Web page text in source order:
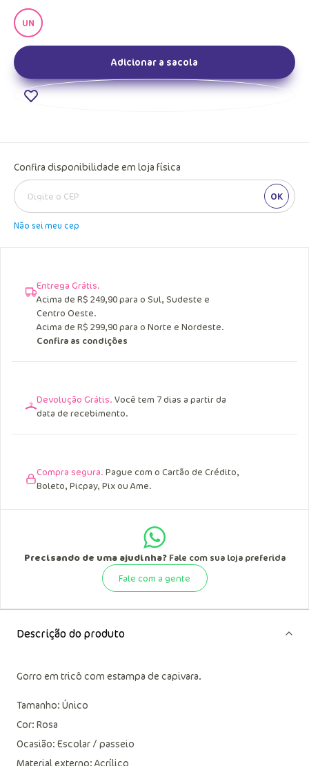
UN
Adicionar a sacola
Confira disponibilidade em loja física
OK
Não sei meu cep
Entrega Grátis.
Acima de R$ 249,90 para o Sul, Sudeste e
Centro Oeste.
Acima de R$ 299,90 para o Norte e Nordeste.
Confira as condições
Devolução Grátis. Você tem 7 dias a partir da
data de recebimento.
Compra segura. Pague com o Cartão de Crédito,
Boleto, Picpay, Pix ou Ame.
Precisando de uma ajudinha?Fale com sua loja preferida
Fale com a gente
Descrição do produto
Gorro em tricô com estampa de capivara.
Tamanho: Único
Cor: Rosa
Ocasião: Escolar / passeio
Material externo: Acrílico